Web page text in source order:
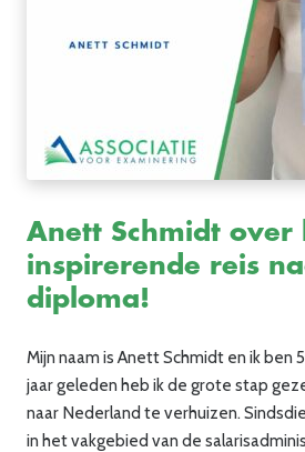
Anett Schmidt over
inspirerende reis
diploma!
Mijn naam is Anett Schmidt en ik ben
jaar geleden heb ik de grote stap
naar Nederland te verhuizen.
in het vakgebied van de